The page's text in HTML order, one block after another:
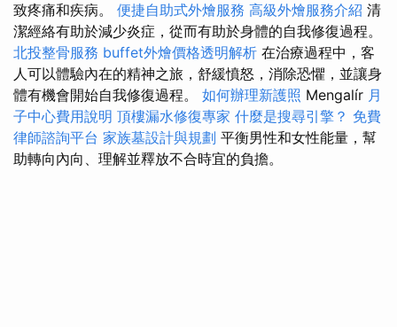
致疼痛和疾病。 便捷自助式外燴服務 高級外燴服務介紹 清
潔經絡有助於減少炎症，從而有助於身體的自我修復過程。
北投整骨服務 buffet外燴價格透明解析 在治療過程中，客
人可以體驗內在的精神之旅，舒緩憤怒，消除恐懼，並讓身
體有機會開始自我修復過程。 如何辦理新護照 Mengalír 月
子中心費用說明 頂樓漏水修復專家 什麼是搜尋引擎？ 免費
律師諮詢平台 家族墓設計與規劃 平衡男性和女性能量，幫
助轉向內向、理解並釋放不合時宜的負擔。